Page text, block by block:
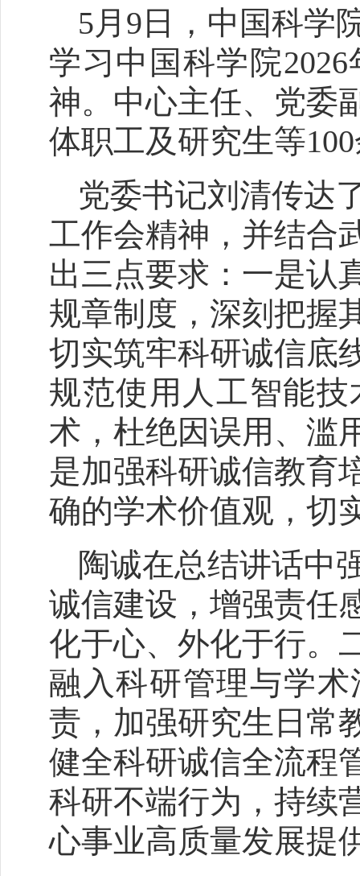
5月9日，中国科学
学习中国科学院
神。中心主任、党委
体职工及研究生等
党委书记刘清传达
工作会精神，并结合
出三点要求：一是认
规章制度，深刻把握
切实筑牢科研诚信底
规范使用人工智能
术， 杜绝因误用、滥
是加强科研诚信教育
确的学术价值观，切
陶诚在总结讲话中
诚信建设，增强责任
化于心、外化于行。
融入科研管理与学
责，加强研究生日常
健全科研诚信全流程
科研不端行为，持续
心事业高质量发展提